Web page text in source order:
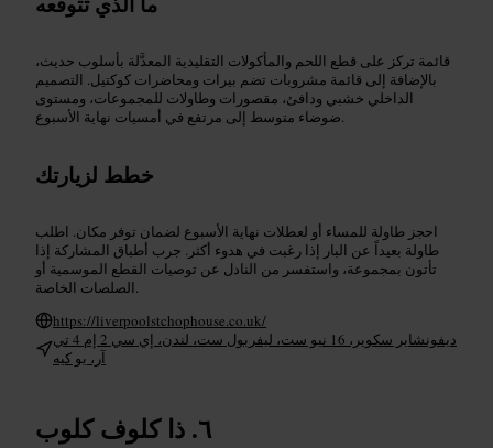
قائمة تركز على قطع اللحم والمأكولات التقليدية المعدَّلة بأسلوب حديث،
بالإضافة إلى قائمة مشروبات تضم بيرات ومحاضرات كوكتيل. التصميم
الداخلي خشبي ودافئ، مقصورات وطاولات للمجموعات، ومستوى
ضوضاء متوسط إلى مرتفع في أمسيات نهاية الأسبوع.
خطط لزيارتك
احجز طاولة للمساء أو لعطلات نهاية الأسبوع لضمان توفر مكان. اطلب
طاولة بعيداً عن البار إذا رغبت في هدوء أكثر. جرب أطباق المشاركة إذا
تأتون بمجموعة، واستفسر من النادل عن توصيات القطع الموسمية أو
الصلصات الخاصة.
https://liverpoolstchophouse.co.uk/
ديفونشاير سكوير، 16 نيو ست، ليفربول ست، لندن، إي سي 2 إم 4 تي
آر، يو كيه
ذا كلوف كلوب